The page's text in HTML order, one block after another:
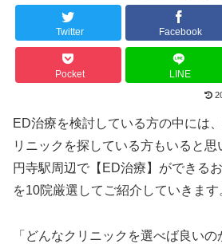
Twitter Facebook
Pocket LINE
ED治療を検討している方の中には
リニックを探している方もいると
円寺駅周辺で【ED治療】ができる
を10院厳選してご紹介していきます
「どんなクリニックを選べば良い